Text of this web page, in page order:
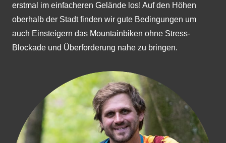
erstmal im einfacheren Gelände los! Auf den Höhen
oberhalb der Stadt finden wir gute Bedingungen um
auch Einsteigern das Mountainbiken ohne Stress-
Blockade und Überforderung nahe zu bringen.